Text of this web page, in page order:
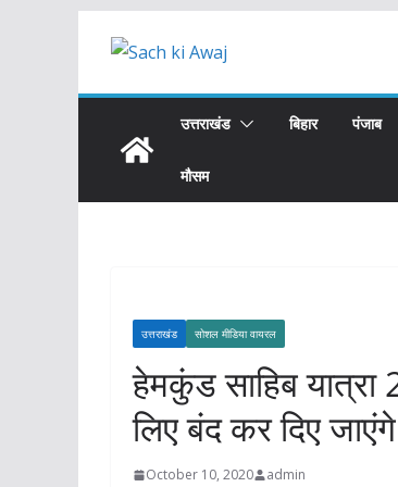
उत्तराखंड बिहार पंजाब
मौसम
उत्तराखंड सोशल मीडिया वायरल
हेमकुंड साहिब
लिए बंद कर दिए
October 10, 2020 admin